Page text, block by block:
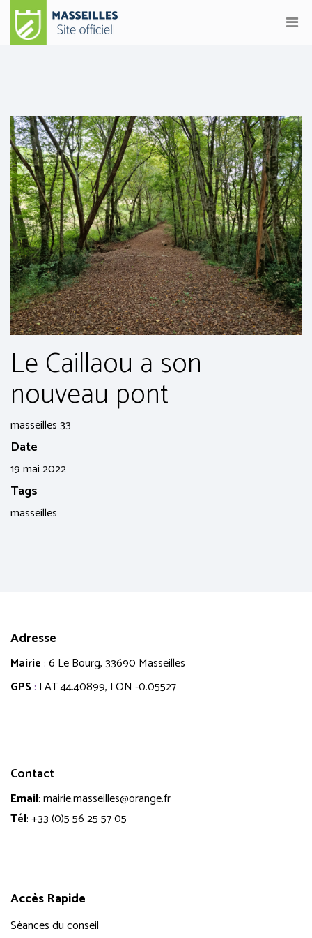
Le Caillaou a son
nouveau pont
masseilles 33
Date
19 mai 2022
Tags
masseilles
Adresse
Mairie:6 Le Bourg, 33690 Masseilles
GPS: LAT 44.40899, LON -0.05527
Contact
Email:mairie.masseilles@orange.fr
Tél:+33 (0)5 56 25 57 05
Accès Rapide
Séances du conseil